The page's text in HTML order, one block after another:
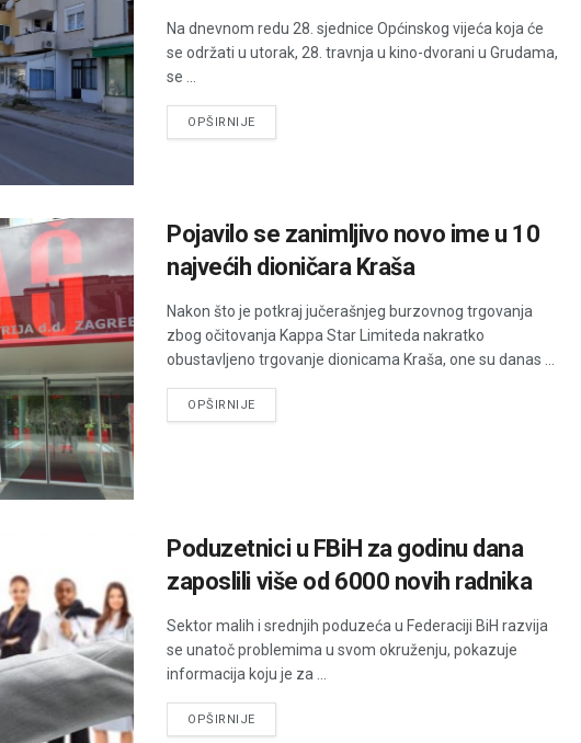
Na dnevnom redu 28. sjednice Općinskog vijeća koja će
se održati u utorak, 28. travnja u kino-dvorani u Grudama,
se ...
OPŠIRNIJEDETAILS
Pojavilo se zanimljivo novo ime u 10
najvećih dioničara Kraša
Nakon što je potkraj jučerašnjeg burzovnog trgovanja
zbog očitovanja Kappa Star Limiteda nakratko
obustavljeno trgovanje dionicama Kraša, one su danas ...
OPŠIRNIJEDETAILS
Poduzetnici u FBiH za godinu dana
zaposlili više od 6000 novih radnika
Sektor malih i srednjih poduzeća u Federaciji BiH razvija
se unatoč problemima u svom okruženju, pokazuje
informacija koju je za ...
OPŠIRNIJEDETAILS